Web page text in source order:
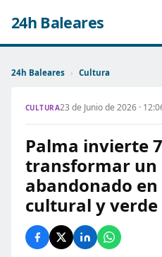
24h Baleares
24h Baleares › Cultura
CULTURA23 de Junio de 2026 ·
Palma invierte
transformar un
abandonado
cultural y verde